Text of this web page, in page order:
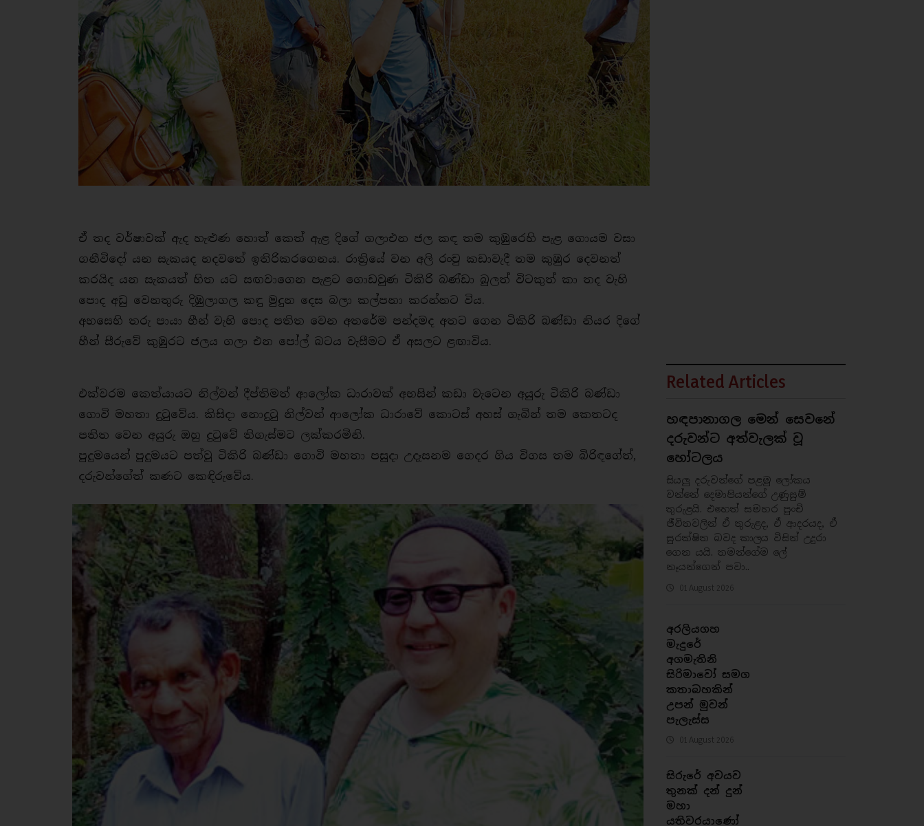
ඒ තද වර්ෂාවක් ඇද හැළුණ හොත් කෙත් ඇළ දිගේ ගලාඑන ජල කඳ තම කුඹුරෙහි පැළ ගොයම වසා
ගනීවිදෝ යන සැකයද හදවතේ ඉතිරිකරගෙනය. රාත්‍රියේ වන අලි රංචු කඩාවැදී තම කුඹුර දෙවනත්
කරයිද යන සැකයත් හිත යට සඟවාගෙන පැළට ගොඩවුණ ටිකිරි බණ්ඩා බුලත් විටකුත් කා තද වැහි
පොද අඩු වෙනතුරු දිඹුලාගල කඳු මුදුන දෙස බලා කල්පනා කරන්නට විය.
අහසෙහි තරු පායා හීන් වැහි පොද පතිත වෙන අතරේම පන්දමද අතට ගෙන ටිකිරි බණ්ඩා නියර දිගේ
හීන් සීරුවේ කුඹුරට ජලය ගලා එන පෝල් බටය වැසීමට ඒ අසලට ළඟාවිය.
එක්වරම කෙත්යායට නිල්වන් දීප්තිමත් ආලෝක ධාරාවක් අහසින් කඩා වැටෙන අයුරු ටිකිරි බණ්ඩා
ගොවි මහතා දුටුවේය. කිසිදා නොදුටු නිල්වන් ආලෝක ධාරාවේ කොටස් අහස් ගැබින් තම කෙතටද
පතිත වෙන අයුරු ඔහු දුටුවේ තිගැස්මට ලක්කරමිනි.
පුදුමයෙන් පුදුමයට පත්වූ ටිකිරි බණ්ඩා ගොවි මහතා පසුදා උදෑසනම ගෙදර ගිය විගස තම බිරිඳගේත්,
දරුවන්ගේත් කණට කෙඳිරුවේය.
Related Articles
හඳපානාගල මෙන් සෙවනේ
දරුවන්ට අත්වැලක් වූ
හෝටලය
සියලු‍ දරුවන්ගේ පළමු ලෝකය
වන්නේ දෙමාපියන්ගේ උණුසුම්
තුරුළයි. එහෙත් සමහර පුංචි
ජීවිතවලින් ඒ තුරුළද, ඒ ආදරයද, ඒ
සුරක්ෂිත බවද කාලය විසින් උදුරා
ගෙන යයි. තමන්ගේම ලේ
නෑයන්ගෙන් පවා..
01 August 2026
අරලියගහ
මැදුරේ
අගමැතිනි
සිරිමාවෝ සමග
කතාබහකින්
උපන් මුවන්
පැලැස්ස
01 August 2026
සිරුරේ අවයව
තුනක් දන් දුන්
මහා
යතිවරයාණෝ